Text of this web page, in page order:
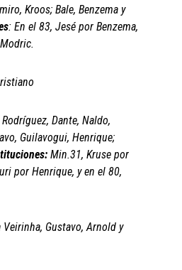
Kroos; Bale, Benzema y
: En el 83, Jesé por Benzema,
Dante, Naldo,
Guilavogui, Henrique;
Min.31, Kruse por
por Henrique, y en el 80,
Gustavo, Arnold y